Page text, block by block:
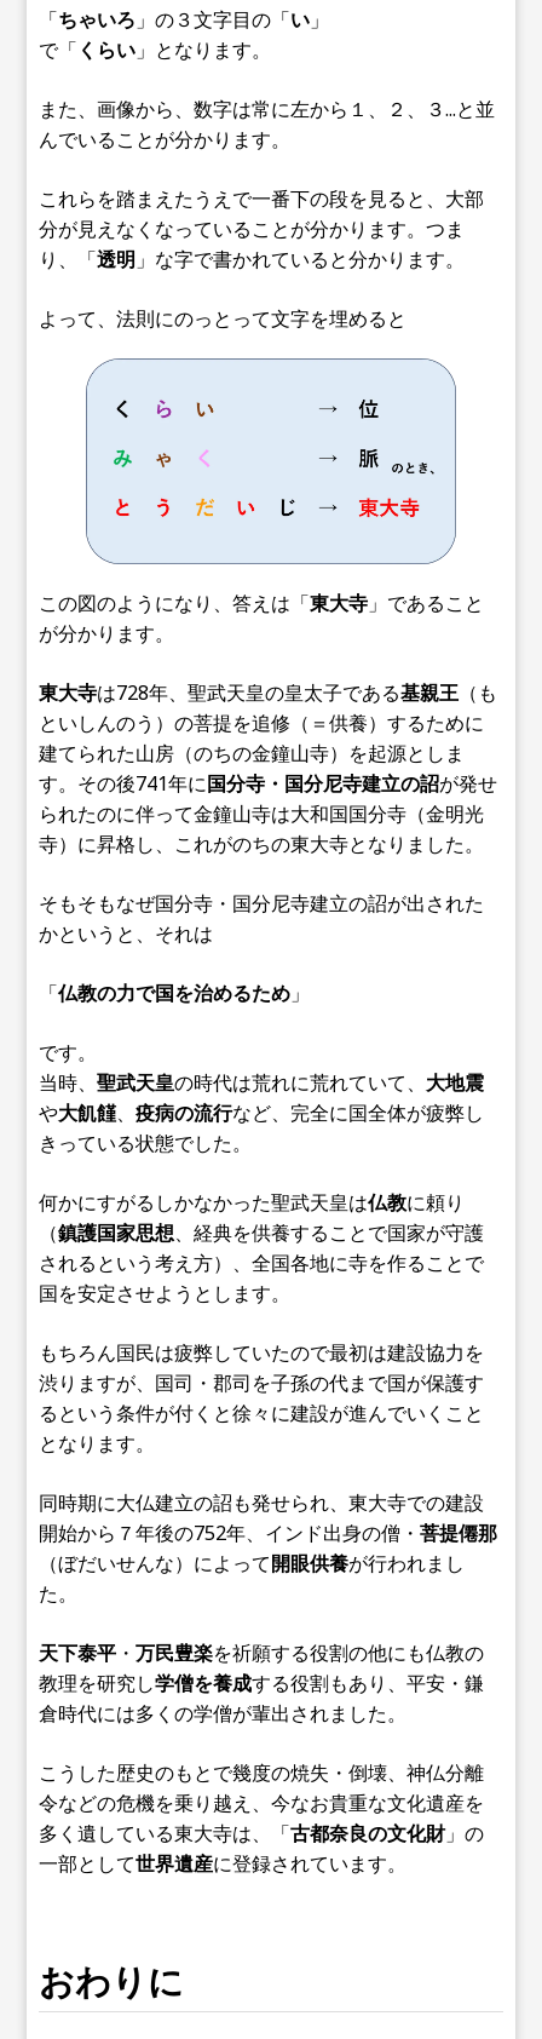
「ちゃいろ」の３文字目の「い」
で「 くらい」となります。
また、画像から、数字は常に左から１、２、３...と並
んでいることが分かります。
これらを踏まえたうえで一番下の段を見ると、大部
分が見えなくなっていることが分かります。つま
り、「透明」な字で書かれていると分かります。
よって、法則にのっとって文字を埋めると
この図のようになり、答えは「東大寺」であること
が分かります。
東大寺は728年、聖武天皇の皇太子である基親王 （も
といしんのう）の菩提を追修（＝供養）するために
建てられた山房（のちの金鐘山寺）を起源としま
す。その後741年に国分寺・国分尼寺建立の詔が発せ
られたのに伴って金鐘山寺は大和国国分寺（金明光
寺）に昇格し、これがのちの東大寺となりました。
そもそもなぜ国分寺・国分尼寺建立の詔が出された
かというと、それは
「仏教の力で国を治めるため」
です。
当時、聖武天皇の時代は荒れに荒れていて、大地震
や大飢饉、疫病の流行など、完全に国全体が疲弊し
きっている状態でした。
何かにすがるしかなかった聖武天皇は仏教に頼り
（鎮護国家思想、経典を供養することで国家が守護
されるという考え方）、全国各地に寺を作ることで
国を安定させようとします。
もちろん国民は疲弊していたので最初は建設協力を
渋りますが、国司・郡司を子孫の代まで国が保護す
るという条件が付くと徐々に建設が進んでいくこと
となります。
同時期に大仏建立の詔も発せられ、東大寺での建設
開始から７年後の752年、インド出身の僧・菩提僊那
（ぼだいせんな）によって開眼供養が行われまし
た。
天下泰平 ・万民豊楽を祈願する役割の他にも仏教の
教理を研究し学僧を養成する役割もあり、平安・鎌
倉時代には多くの学僧が輩出されました。
こうした歴史のもとで幾度の焼失・倒壊、神仏分離
令などの危機を乗り越え、今なお貴重な文化遺産を
多く遺している東大寺は、「古都奈良の文化財」の
一部として世界遺産に登録されています。
おわりに